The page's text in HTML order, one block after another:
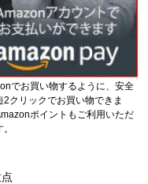
でお買い物するように、安全
2クリックでお買い物できま
ポイントもご利用いただ